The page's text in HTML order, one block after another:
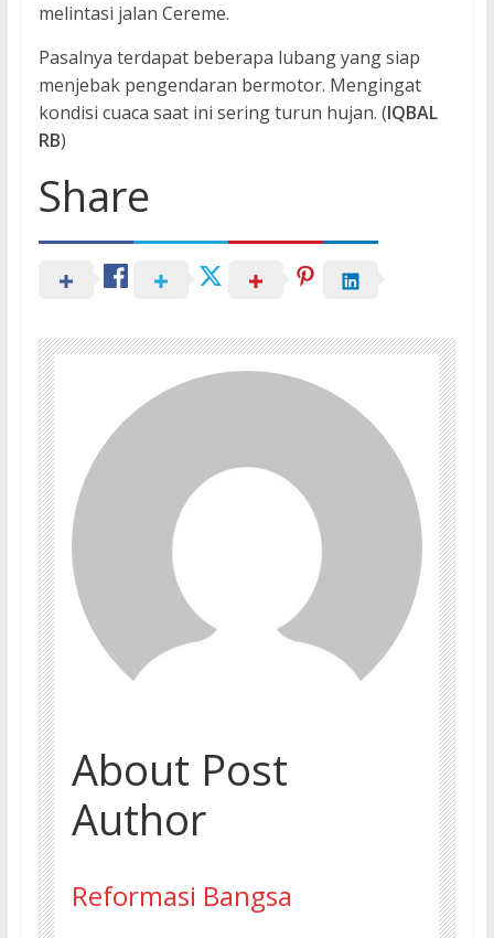
melintasi jalan Cereme.
Pasalnya terdapat beberapa lubang yang siap
menjebak pengendaran bermotor. Mengingat
kondisi cuaca saat ini sering turun hujan. (IQBAL
RB)
Share
About Post
Author
Reformasi Bangsa